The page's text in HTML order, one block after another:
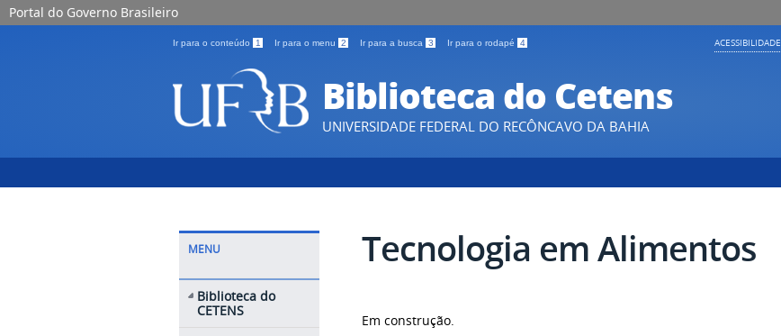
Portal do Governo Brasileiro
Ir para o conteúdo 1 Ir para o menu 2 Ir para a busca 3 Ir para o rodapé 4 ACESSIBILIDADE
Biblioteca do Cetens
UNIVERSIDADE FEDERAL DO RECÔNCAVO DA BAHIA
MENU
Biblioteca do
CETENS
Tecnologia em Alimentos
Em construção.